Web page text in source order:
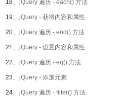
18、 jQuery 遍历 - each() 方法
19、 jQuery - 获得内容和属性
20、 jQuery 遍历 - end() 方法
21、 jQuery - 设置内容和属性
22、 jQuery 遍历 - eq() 方法
23、 jQuery - 添加元素
24、 jQuery 遍历 - filter() 方法